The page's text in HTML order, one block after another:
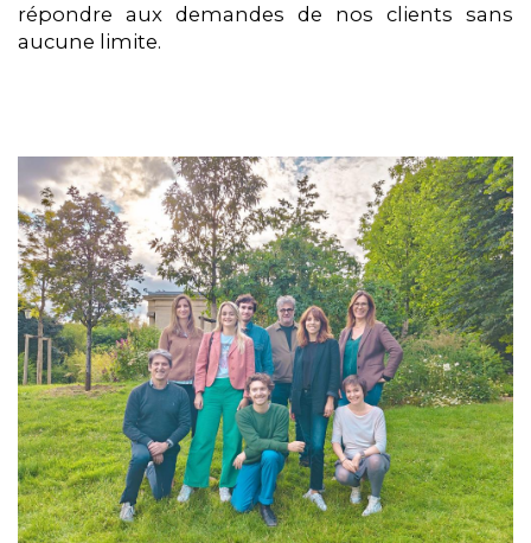
répondre aux demandes de nos clients sans
aucune limite.